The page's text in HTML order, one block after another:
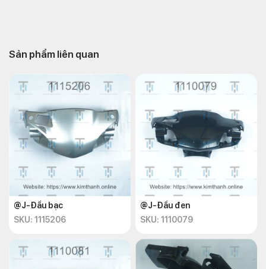
Sản phẩm liên quan
@J-Đầu bạc
SKU: 1115206
@J-Đầu đen
SKU: 1110079